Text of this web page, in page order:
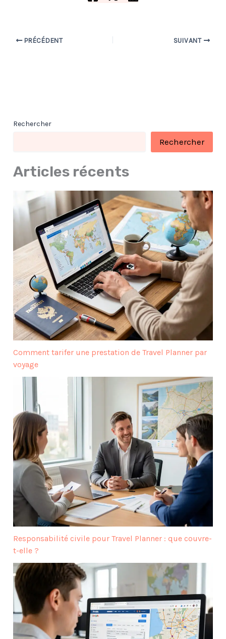
PRÉCÉDENT SUIVANT
Rechercher
Rechercher
Articles récents
Comment tarifer une prestation de Travel Planner par
voyage
Responsabilité civile pour Travel Planner : que couvre-
t-elle ?